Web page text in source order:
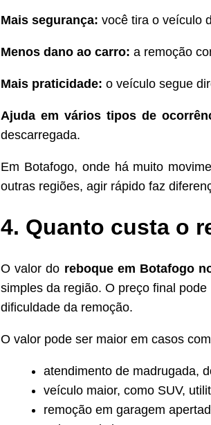
Mais segurança: você tira o veículo
Menos dano ao carro: a remoção
Mais praticidade: o veículo segue
Ajuda em vários tipos de
descarregada.
Em Botafogo, onde há muito
outras regiões, agir rápido faz
4. Quanto custa o
O valor do reboque em Botafogo
simples da região. O preço final
dificuldade da remoção.
O valor pode ser maior em casos
atendimento de madrugada,
veículo maior, como SUV,
remoção em garagem